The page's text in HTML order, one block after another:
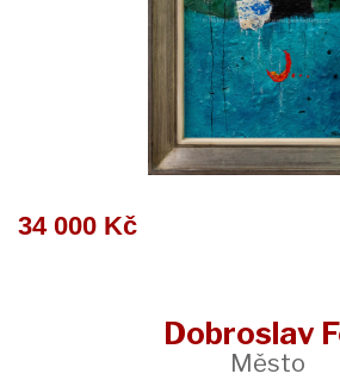
34 000 Kč
Dobroslav
Město